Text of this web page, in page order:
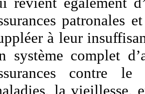
patronales
à leur
système complet
contre
la vieillesse,